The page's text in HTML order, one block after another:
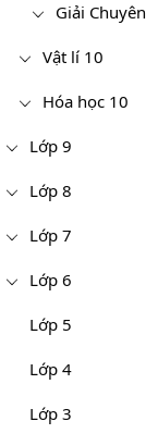
Giải
Vật lí 10
Hóa học 10
Lớp 9
Lớp 8
Lớp 7
Lớp 6
Lớp 5
Lớp 4
Lớp 3